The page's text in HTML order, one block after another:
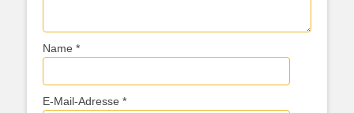
Name *
E-Mail-Adresse *